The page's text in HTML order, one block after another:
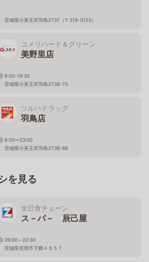
茨城県小美玉市羽鳥2737（〒319-0123）
コメリハード＆グリーン
美野里店
9:00-19:30
茨城県小美玉市羽鳥2738-70
ツルハドラッグ
羽鳥店
9:00〜23:00
茨城県小美玉市羽鳥2738-68
を見る
全日食チェーン
ス－パ－ 辰己屋
09:00～20:30
茨城県笠間市下郷４５５７